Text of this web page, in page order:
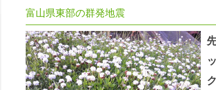
富山県東部の群発地震